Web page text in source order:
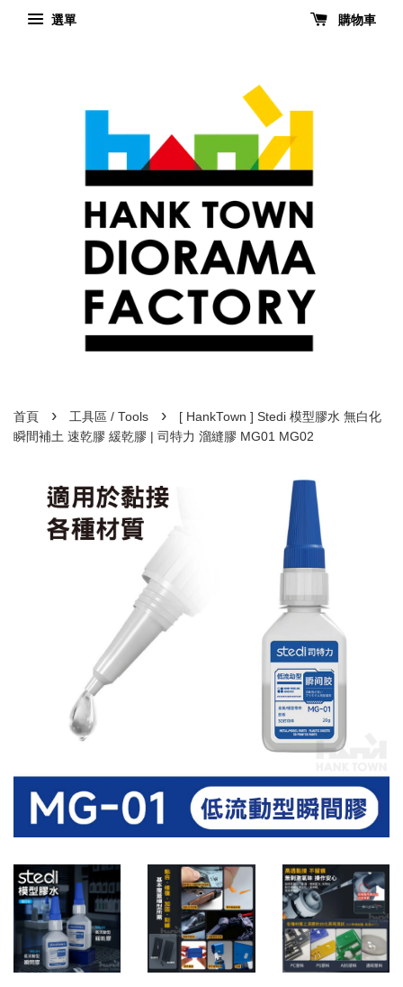
選單 購物車
首頁 › 工具區 / Tools ›
[ HankTown ] Stedi 模型膠水 無白化
瞬間補土 速乾膠 緩乾膠 | 司特力 溜縫膠 MG01 MG02